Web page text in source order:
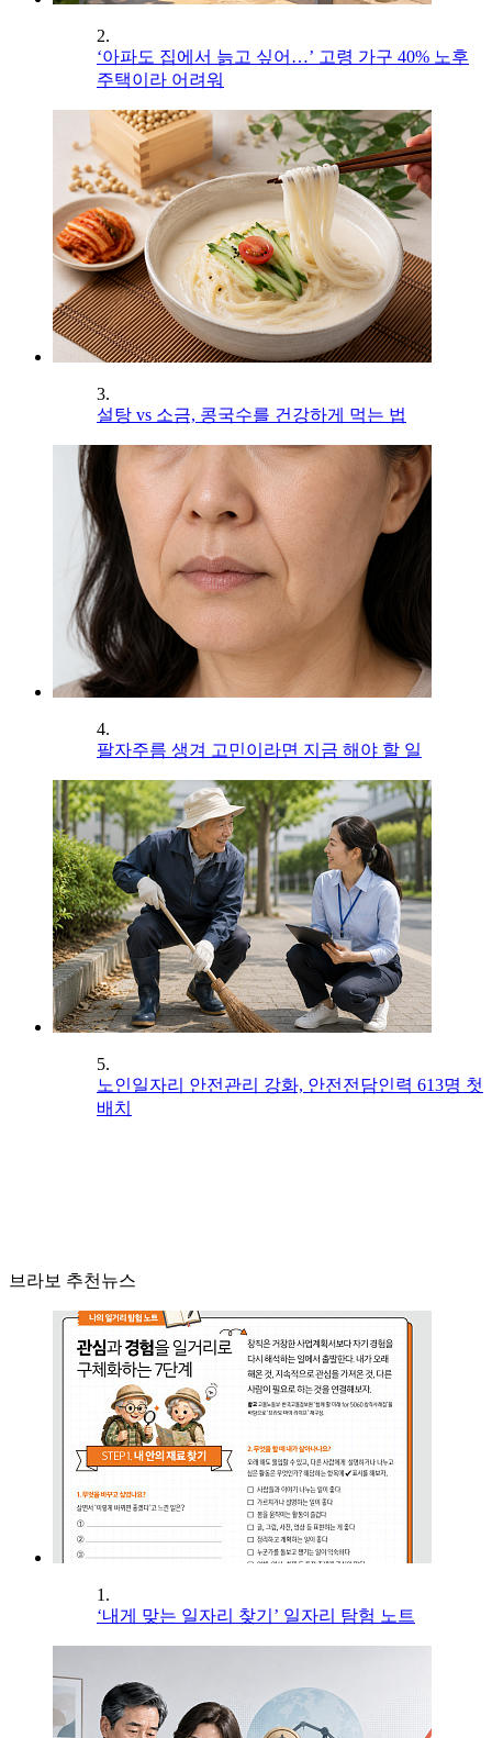
2.
‘아파도 집에서 늙고 싶어…’ 고령 가구 40% 노후
주택이라 어려워
3.
설탕 vs 소금, 콩국수를 건강하게 먹는 법
4.
팔자주름 생겨 고민이라면 지금 해야 할 일
5.
노인일자리 안전관리 강화, 안전전담인력 613명 첫
배치
브라보 추천뉴스
1.
‘내게 맞는 일자리 찾기’ 일자리 탐험 노트